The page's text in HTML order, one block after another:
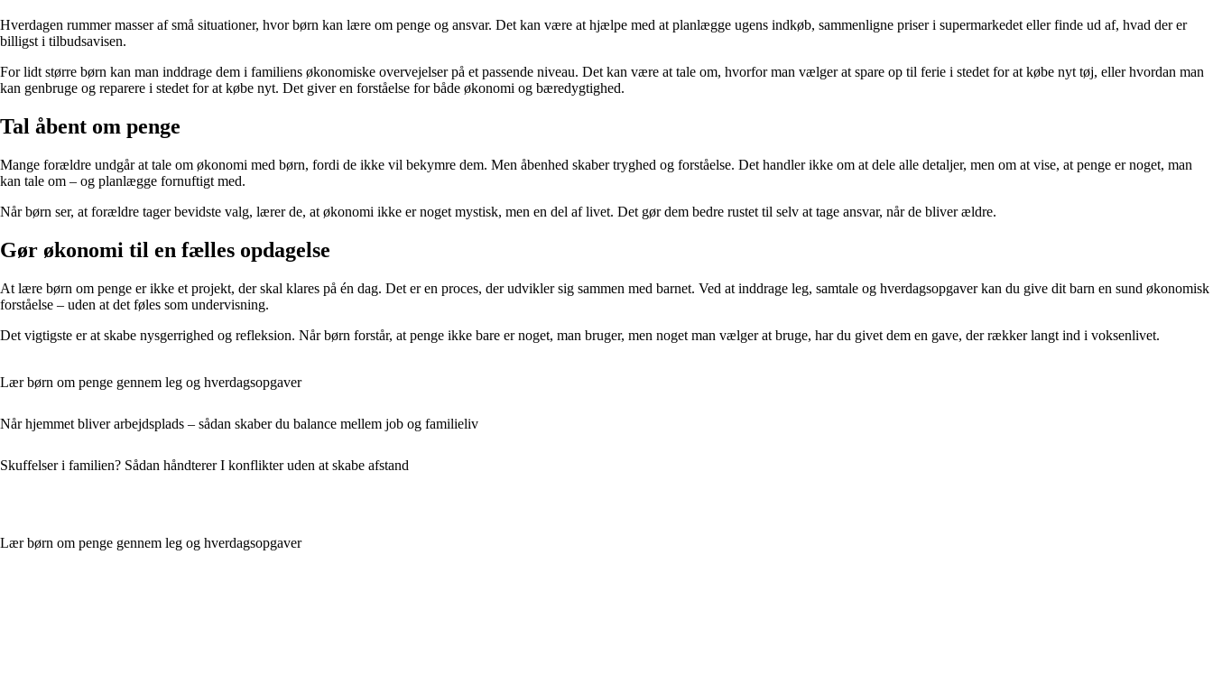
Hverdagen rummer masser af små situationer, hvor børn kan lære om penge og ansvar. Det kan være at hjælpe med at planlægge ugens indkøb, sammenligne priser i supermarkedet eller finde ud af, hvad der er
billigst i tilbudsavisen.
For lidt større børn kan man inddrage dem i familiens økonomiske overvejelser på et passende niveau. Det kan være at tale om, hvorfor man vælger at spare op til ferie i stedet for at købe nyt tøj, eller hvordan man
kan genbruge og reparere i stedet for at købe nyt. Det giver en forståelse for både økonomi og bæredygtighed.
Tal åbent om penge
Mange forældre undgår at tale om økonomi med børn, fordi de ikke vil bekymre dem. Men åbenhed skaber tryghed og forståelse. Det handler ikke om at dele alle detaljer, men om at vise, at penge er noget, man
kan tale om – og planlægge fornuftigt med.
Når børn ser, at forældre tager bevidste valg, lærer de, at økonomi ikke er noget mystisk, men en del af livet. Det gør dem bedre rustet til selv at tage ansvar, når de bliver ældre.
Gør økonomi til en fælles opdagelse
At lære børn om penge er ikke et projekt, der skal klares på én dag. Det er en proces, der udvikler sig sammen med barnet. Ved at inddrage leg, samtale og hverdagsopgaver kan du give dit barn en sund økonomisk
forståelse – uden at det føles som undervisning.
Det vigtigste er at skabe nysgerrighed og refleksion. Når børn forstår, at penge ikke bare er noget, man bruger, men noget man vælger at bruge, har du givet dem en gave, der rækker langt ind i voksenlivet.
Lær børn om penge gennem leg og hverdagsopgaver
Når hjemmet bliver arbejdsplads – sådan skaber du balance mellem job og familieliv
Skuffelser i familien? Sådan håndterer I konflikter uden at skabe afstand
Lær børn om penge gennem leg og hverdagsopgaver